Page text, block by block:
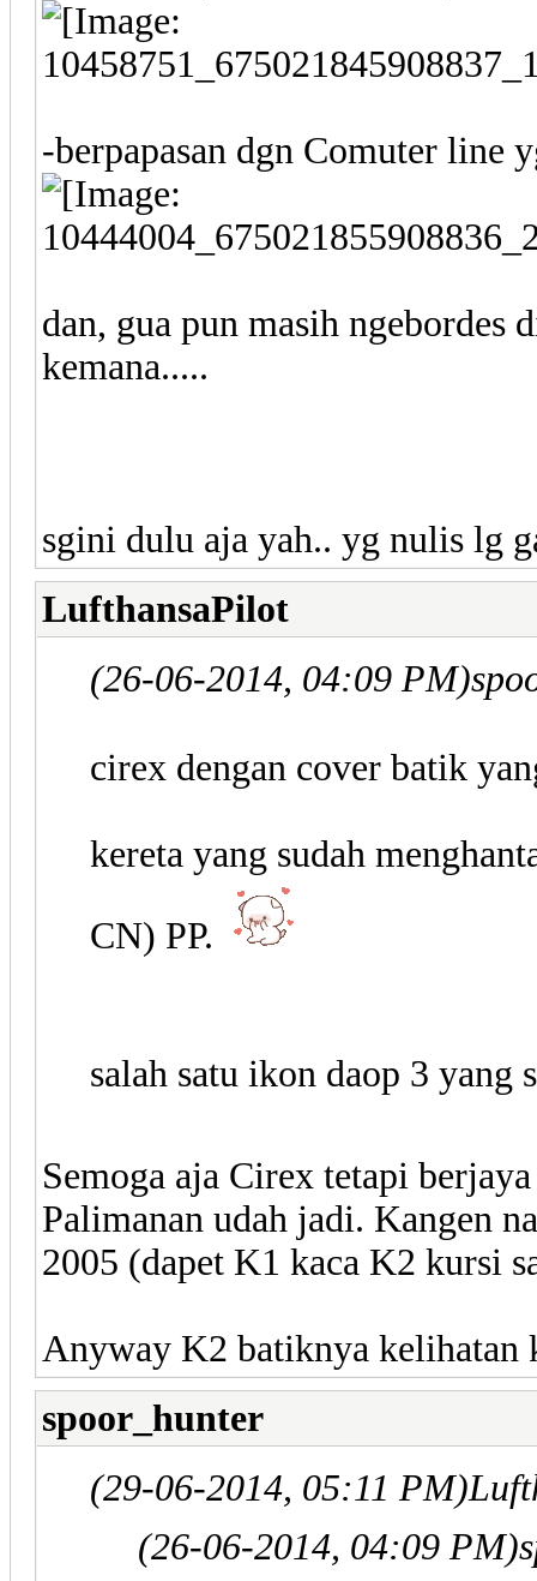
-berpapasan dgn Comuter line
dan, gua pun masih
kemana.....
sgini dulu aja yah.. yg nulis lg
LufthansaPilot
(26-06-2014, 04:09 PM)
cirex dengan cover batik
kereta yang sudah
CN) PP.
salah satu ikon daop 3 yang
Semoga aja Cirex tetapi
Palimanan udah jadi. Kangen
2005 (dapet K1 kaca K2 kursi
Anyway K2 batiknya kelihatan
spoor_hunter
(29-06-2014, 05:11 PM)
(26-06-2014, 04:09 PM)